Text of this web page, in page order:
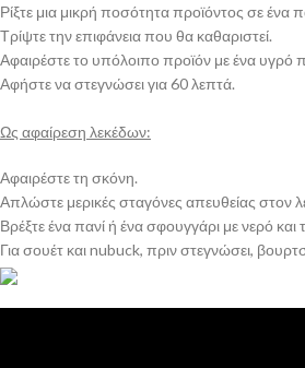
Ρίξτε μια μικρή ποσότητα προϊόντος σε ένα
Τρίψτε την επιφάνεια που θα καθαριστεί.
Αφαιρέστε το υπόλοιπο προϊόν με ένα υγρό
Αφήστε να στεγνώσει για 60 λεπτά.
Ως αφαίρεση λεκέδων:
Αφαιρέστε τη σκόνη.
Απλώστε μερικές σταγόνες απευθείας στον
Βρέξτε ένα πανί ή ένα σφουγγάρι με νερό και
Για σουέτ και nubuck, πριν στεγνώσει,